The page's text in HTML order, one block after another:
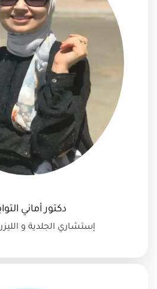
دكتور أماني
إستشاري الجلدية و